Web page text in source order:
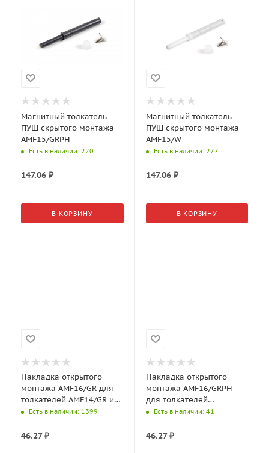
Магнитный толкатель
ПУШ скрытого монтажа
AMF15/GRPH
Есть в наличии: 220
147.06 ₽
В КОРЗИНУ
Магнитный толкатель
ПУШ скрытого монтажа
AMF15/W
Есть в наличии: 277
147.06₽
В КОРЗИНУ
Накладка открытого
монтажа AMF16/GR для
толкателей AMF14/GR и
AMF15/GR
Есть в наличии: 1399
46.27₽
Накладка открытого
монтажа AMF16/GRPH
для толкателей
AMF14/GRPH и
Есть в наличии: 41
46.27₽